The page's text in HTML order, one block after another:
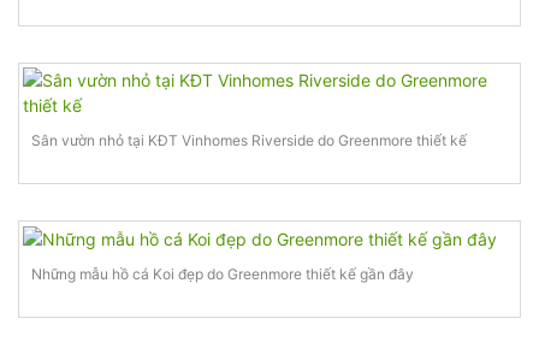
Sân vườn nhỏ tại KĐT Vinhomes Riverside do Greenmore thiết kế
Những mẫu hồ cá Koi đẹp do Greenmore thiết kế gần đây